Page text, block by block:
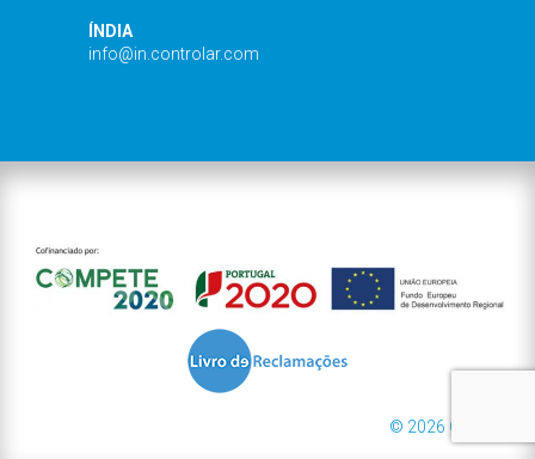
ÍNDIA
info@in.controlar.com
© 2026 Controlar.